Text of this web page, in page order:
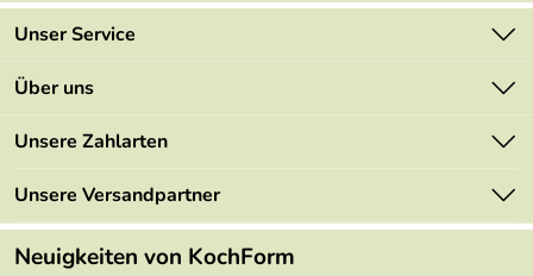
Unser Service
Kontakt
Mehrwertsteuerfrei
Retourenportal
FAQs
Lieferbedingungen
Über uns
Marken
Angebote
Made in Germany
Unsere Zahlarten
Unsere Versandpartner
Neuigkeiten von KochForm